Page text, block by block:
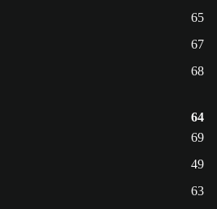
65
67
68
64
69
49
63